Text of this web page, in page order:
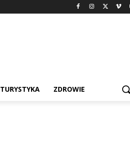
TURYSTYKA ZDROWIE